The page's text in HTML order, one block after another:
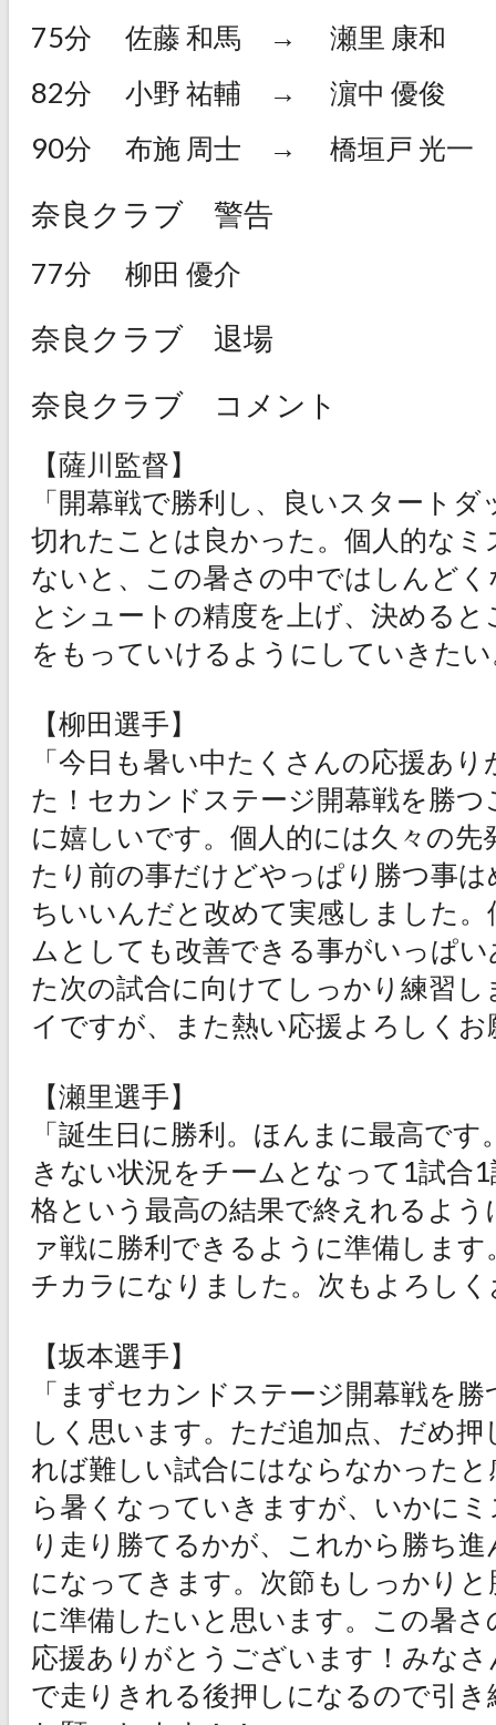
75分 佐藤 和馬 → 瀬里 康和
82分
小野 祐輔 → 濵中 優俊
90分
布施 周士 → 橋垣戸 光一
奈良クラブ 警告
77分 柳田 優介
奈良クラブ 退場
奈良クラブ コメント
【薩川監督】
「開幕戦で勝利し、良いスタート
切れたことは良かった。個人的な
ないと、この暑さの中ではしんど
とシュートの精度を上げ、決める
をもっていけるようにしていきた
【柳田選手】
「今日も暑い中たくさんの応援あ
た！セカンドステージ開幕戦を勝
に嬉しいです。個人的には久々の先
たり前の事だけどやっぱり勝つ事
ちいいんだと改めて実感しました
ムとしても改善できる事がいっぱ
た次の試合に向けてしっかり練習
イですが、また熱い応援よろしく
【瀬里選手】
「誕生日に勝利。ほんまに最高で
きない状況をチームとなって1試合
格という最高の結果で終えれるよ
ァ戦に勝利できるように準備しま
チカラになりました。次もよろし
【坂本選手】
「まずセカンドステージ開幕戦を
しく思います。ただ追加点、だめ
れば難しい試合にはならなかった
ら暑くなっていきますが、いかに
り走り勝てるかが、これから勝ち
になってきます。次節もしっかり
に準備したいと思います。この暑
応援ありがとうございます！みな
で走りきれる後押しになるので引